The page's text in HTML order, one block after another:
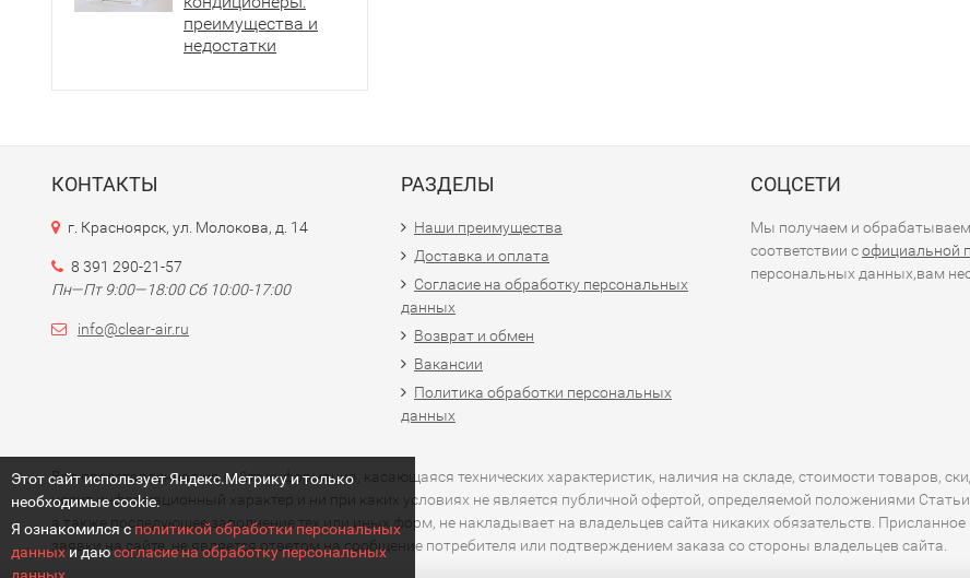
Этот сайт использует Яндекс.Метрику и только
необходимые cookie.
Я ознакомился с политикой обработки персональных
данных и даюсогласие на обработку персональных
преимущества и
недостатки
КОНТАКТЫ
г. Красноярск, ул. Молокова, д. 14
8 391 290-21-57
Пн—Пт 9:00—18:00 Сб 10:00-17:00
info@clear-air.ru
РАЗДЕЛЫ
Наши преимущества
Доставка и оплата
Согласие на обработку персональных
данных
Возврат и обмен
Вакансии
Политика обработки персональных
данных
СОЦСЕТИ
Мы получаем и обрабатываем
соответствии софициальной
персональных данных,вам
Вся представленная на сайте информация, касающаяся технических характеристик, наличия на складе, стоимости товаров,
носит информационный характер и ни при каких условиях не является публичной офертой, определяемой положениями
а также последующее заполнение тех или иных форм, не накладывает на владельцев сайта никаких обязательств.
заявки на сайте, не является ответом на сообщение потребителя или подтверждением заказа со стороны владельцев сайта.